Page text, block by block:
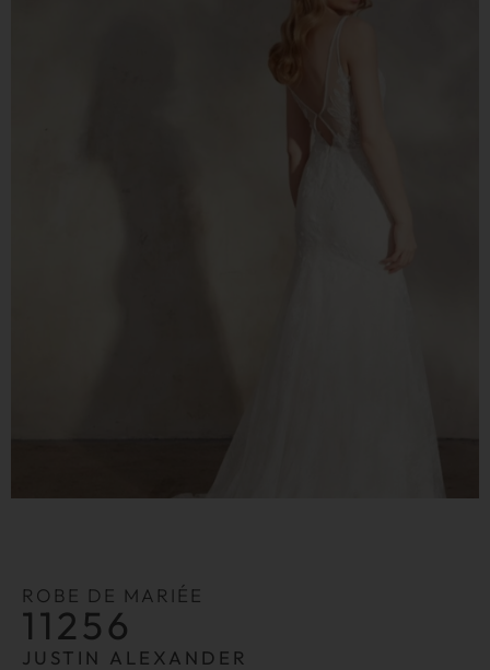
ROBE DE MARIÉE
11256
JUSTIN ALEXANDER